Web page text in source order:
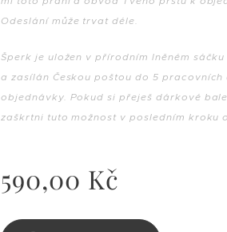
Odeslání může trvat déle.
Šperk je uložen v přírodním lněném
a zasílán Českou poštou do 5 pracovních
objednávky. Pokud si přeješ dárkové
zaškrtni tuto možnost v posledním kroku
590,00 Kč